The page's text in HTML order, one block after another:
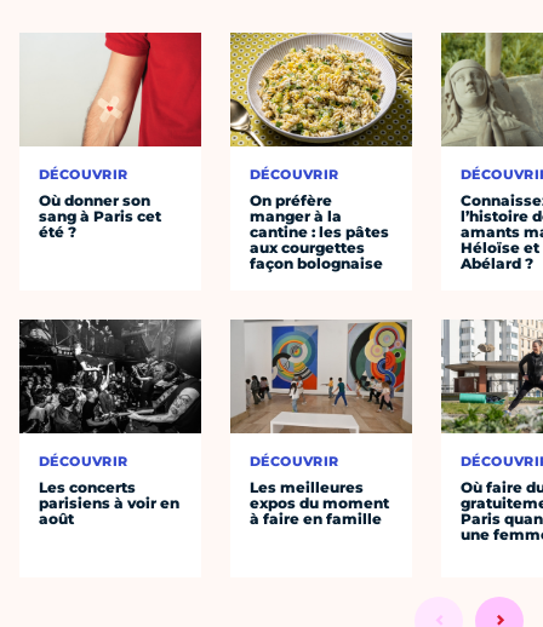
DÉCOUVRIR
Où donner son
sang à Paris cet
été ?
DÉCOUVRIR
Les concerts
parisiens à voir en
août
DÉCOUVRIR
On préfère
manger à la
cantine : les pâtes
aux courgettes
façon bolognaise
DÉCOUVRIR
Les meilleures
expos du moment
à faire en famille
l’histoire
amants
Héloïse et
Abélard ?
Où faire
Paris
une